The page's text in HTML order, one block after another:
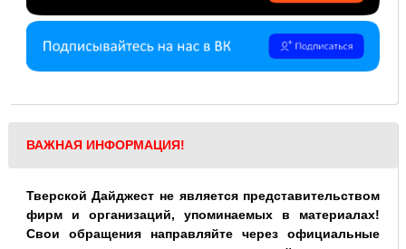
ВАЖНАЯ ИНФОРМАЦИЯ!
Тверской Дайджест не является представительством
фирм и организаций, упоминаемых в материалах!
Свои обращения направляйте через официальные